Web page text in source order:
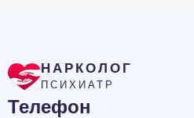
НАРКОЛОГ
ПСИХИАТР
Телефон